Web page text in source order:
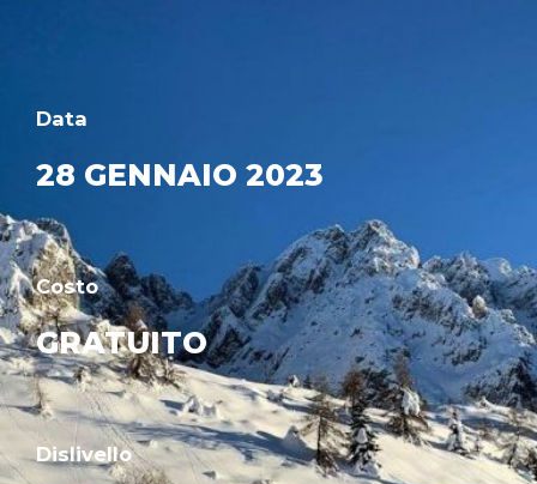
Data
28 GENNAIO 2023
Costo
GRATUITO
Dislivello